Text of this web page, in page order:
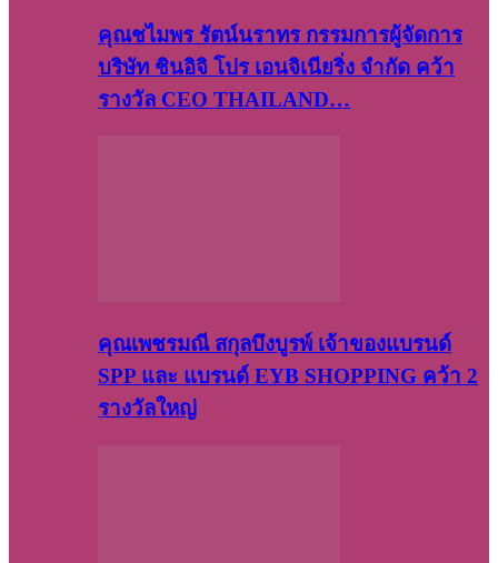
คุณชไมพร​ รัตน์​นรา​ทร​ กรรมการ​ผู้จัดการ
บริษัท​ ชินอิจิ​ โปร​ เอน​จิเนีย​ริ่ง​ จำกัด คว้า
รางวัล CEO THAILAND…
คุณเพชรมณี สกุลบึงบูรพ์ เจ้าของแบรนด์
SPP และ แบรนด์ EYB SHOPPING คว้า 2
รางวัลใหญ่